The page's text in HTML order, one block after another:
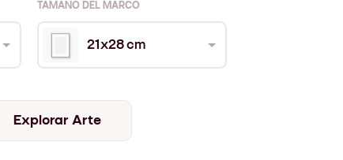
TAMAÑO DEL MARCO
21x28 cm
Explorar Arte